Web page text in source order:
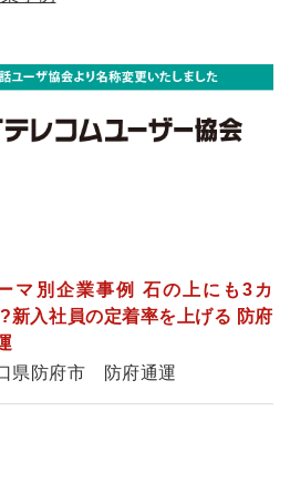
マ別企業事例 石の上にも3カ
新入社員の定着率を上げる 防府
県防府市 防府通運